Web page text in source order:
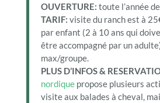
OUVERTURE: toute l’année
TARIF: visite du ranch est à
par enfant (2 à 10 ans qui
être accompagné par un
max/groupe.
PLUS D’INFOS &
nordiquepropose plusieurs
visite aux balades à cheval,